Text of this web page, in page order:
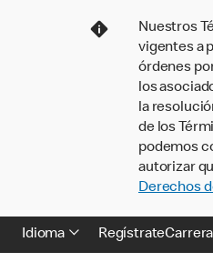
Nuestros
vigentes a
órdenes
los
la
de los
podemos
autorizar
Derechos
Idioma Regístrate